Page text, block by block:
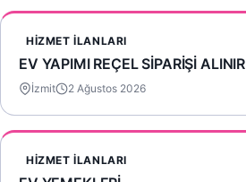
HIZMET İLANLARI
EV YAPIMI REÇEL SİPARİŞİ ALINIR
İzmit 2 Ağustos 2026
HIZMET İLANLARI